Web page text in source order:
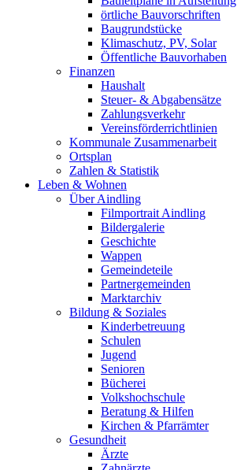
örtliche Bauvorschriften
Baugrundstücke
Klimaschutz, PV, Solar
Öffentliche Bauvorhaben
Finanzen
Haushalt
Steuer- & Abgabensätze
Zahlungsverkehr
Vereinsförderrichtlinien
Kommunale Zusammenarbeit
Ortsplan
Zahlen & Statistik
Leben & Wohnen
Über Aindling
Filmportrait Aindling
Bildergalerie
Geschichte
Wappen
Gemeindeteile
Partnergemeinden
Marktarchiv
Bildung & Soziales
Kinderbetreuung
Schulen
Jugend
Senioren
Bücherei
Volkshochschule
Beratung & Hilfen
Kirchen & Pfarrämter
Gesundheit
Ärzte